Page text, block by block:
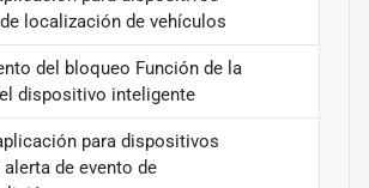
localización de vehículos
del bloqueo Función de la
dispositivo inteligente
para dispositivos
de evento de